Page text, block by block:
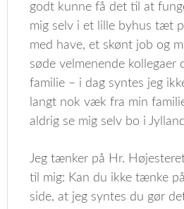
godt kunne få det til at
mig selv i et lille byhus tæt
med have, et skønt job og
søde velmenende kollegaer
familie – i dag syntes jeg
langt nok væk fra min
aldrig se mig selv bo i
Jeg tænker på Hr.
til mig: Kan du ikke tænke
side, at jeg syntes du gør